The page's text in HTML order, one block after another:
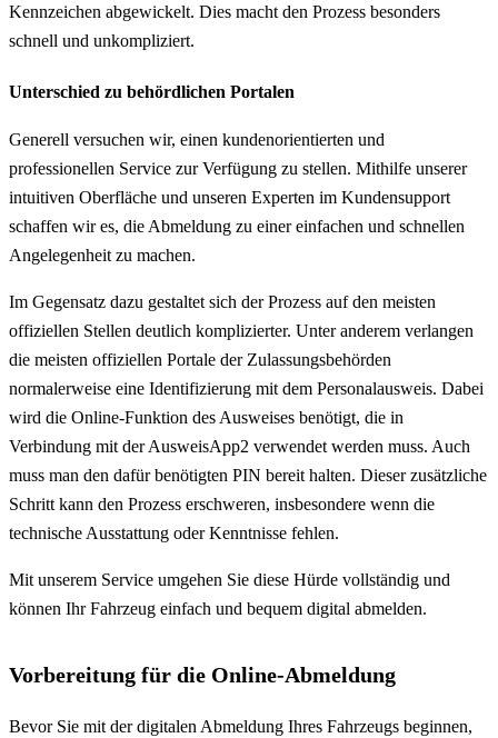
Kennzeichen abgewickelt. Dies macht den Prozess besonders
schnell und unkompliziert.
Unterschied zu behördlichen Portalen
Generell versuchen wir, einen kundenorientierten und
professionellen Service zur Verfügung zu stellen. Mithilfe unserer
intuitiven Oberfläche und unseren Experten im Kundensupport
schaffen wir es, die Abmeldung zu einer einfachen und schnellen
Angelegenheit zu machen.
Im Gegensatz dazu gestaltet sich der Prozess auf den meisten
offiziellen Stellen deutlich komplizierter. Unter anderem verlangen
die meisten offiziellen Portale der Zulassungsbehörden
normalerweise eine Identifizierung mit dem Personalausweis. Dabei
wird die Online-Funktion des Ausweises benötigt, die in
Verbindung mit der AusweisApp2 verwendet werden muss. Auch
muss man den dafür benötigten PIN bereit halten. Dieser zusätzliche
Schritt kann den Prozess erschweren, insbesondere wenn die
technische Ausstattung oder Kenntnisse fehlen.
Mit unserem Service umgehen Sie diese Hürde vollständig und
können Ihr Fahrzeug einfach und bequem digital abmelden.
Vorbereitung für die Online-Abmeldung
Bevor Sie mit der digitalen Abmeldung Ihres Fahrzeugs beginnen,